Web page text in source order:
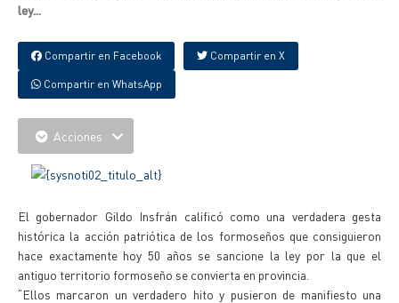
ley...
Compartir en Facebook Compartir en X
Compartir en WhatsApp
Acciones
El gobernador Gildo Insfrán calificó como una verdadera gesta
histórica la acción patriótica de los formoseños que consiguieron
hace exactamente hoy 50 años se sancione la ley por la que el
antiguo territorio formoseño se convierta en provincia.
“Ellos marcaron un verdadero hito y pusieron de manifiesto una